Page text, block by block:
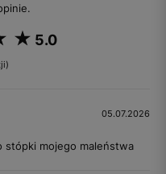
5.0
05.07.2026
stópki mojego maleństwa